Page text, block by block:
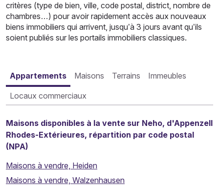
critères (type de bien, ville, code postal, district, nombre de
chambres…) pour avoir rapidement accès aux nouveaux
biens immobiliers qui arrivent, jusqu’à 3 jours avant qu’ils
soient publiés sur les portails immobiliers classiques.
Appartements Maisons Terrains Immeubles
Locaux commerciaux
Maisons disponibles à la vente sur Neho, d'Appenzell
Rhodes-Extérieures, répartition par code postal
(NPA)
Maisons à vendre, Heiden
Maisons à vendre, Walzenhausen